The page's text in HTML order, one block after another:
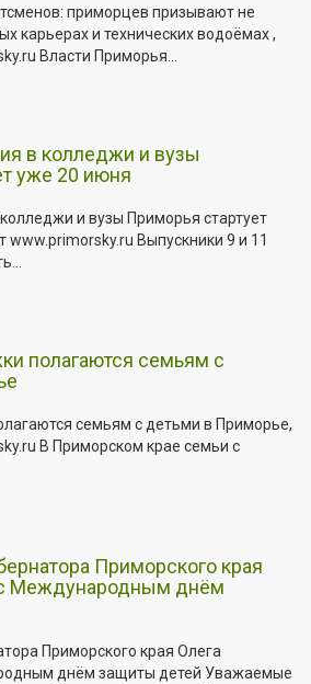
приморцев призывают не
карьерах и технических водоёмах ,
Власти Приморья...
в колледжи и вузы
уже 20 июня
и вузы Приморья стартует
Выпускники 9 и 11
полагаются семьям с
семьям с детьми в Приморье,
В Приморском крае семьи с
Приморского края
Международным днём
Приморского края Олега
днём защиты детей Уважаемые